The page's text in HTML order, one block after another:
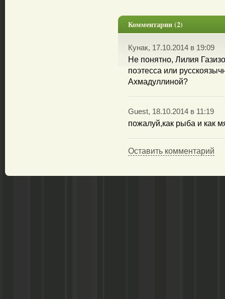
Комментарии (2)
Кунак, 17.10.2014 в 19:09
Не понятно, Лилия
поэтесса или
Ахмадуллиной?
Guest, 18.10.2014 в 11:19
пожалуй,как рыба и как
Оставить комментарий